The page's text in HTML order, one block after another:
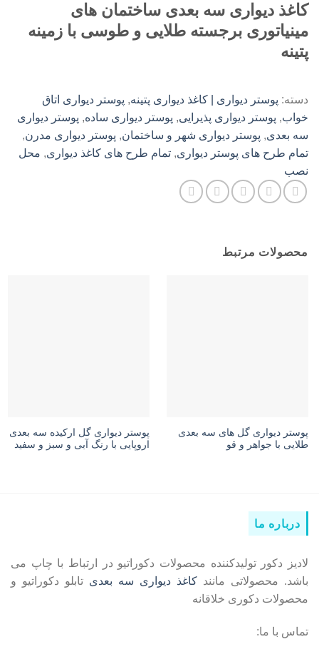
کاغذ دیواری سه بعدی ساختمان های
مینیاتوری برجسته طلایی و طوسی با زمینه
پتینه
دسته: پوستر دیواری | کاغذ دیواری پتینه, پوستر دیواری اتاق
خواب, پوستر دیواری پذیرایی, پوستر دیواری ساده, پوستر دیواری
سه بعدی, پوستر دیواری شهر و ساختمان, پوستر دیواری مدرن,
تمام طرح های پوستر دیواری, تمام طرح های کاغذ دیواری, محل
نصب
محصولات مرتبط
پوستر دیواری گل های سه بعدی
طلایی با جواهر و قو
پوستر دیواری گل ارکیده سه بعدی
اروپایی با رنگ آبی و سبز و سفید
درباره ما
لادیز دکور تولیدکننده محصولات دکوراتیو در ارتباط با چاپ می
باشد. محصولاتی مانند کاغذ دیواری سه بعدی تابلو دکوراتیو و
محصولات دکوری خلاقانه
تماس با ما: